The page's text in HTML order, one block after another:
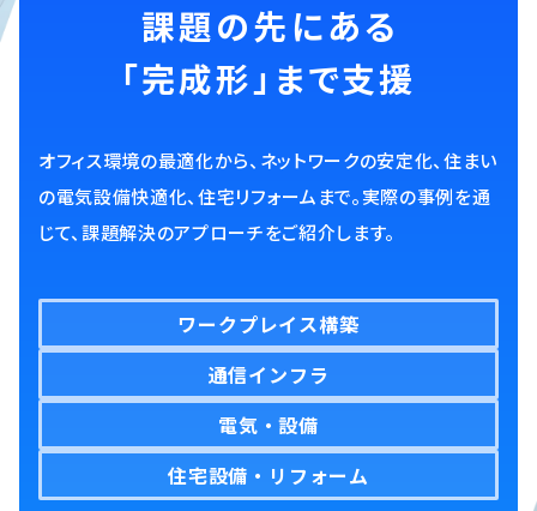
課題の先にある
「完成形」まで支援
オフィス環境の最適化から、ネットワークの安定化、住まい
の電気設備快適化、住宅リフォームまで。実際の事例を通
じて、課題解決のアプローチをご紹介します。
ワークプレイス構築
通信インフラ
電気・設備
住宅設備・リフォーム